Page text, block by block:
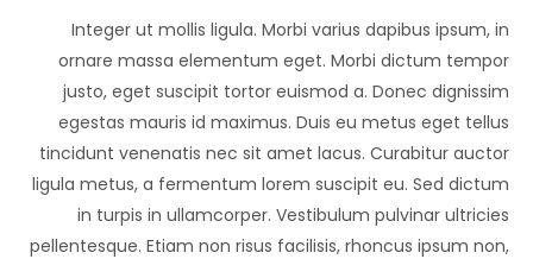
Integer ut mollis ligula. Morbi varius dapibus ipsum, in
ornare massa elementum eget. Morbi dictum tempor
justo, eget suscipit tortor euismod a. Donec dignissim
egestas mauris id maximus. Duis eu metus eget tellus
tincidunt venenatis nec sit amet lacus. Curabitur auctor
ligula metus, a fermentum lorem suscipit eu. Sed dictum
in turpis in ullamcorper. Vestibulum pulvinar ultricies
pellentesque. Etiam non risus facilisis, rhoncus ipsum non,